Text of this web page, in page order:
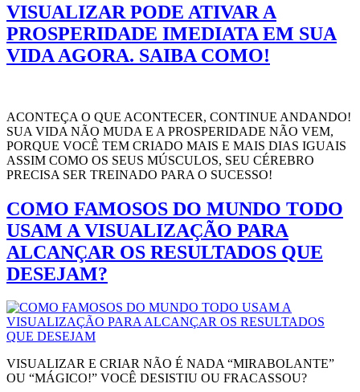
VISUALIZAR PODE ATIVAR A
PROSPERIDADE IMEDIATA EM SUA
VIDA AGORA. SAIBA COMO!
ACONTEÇA O QUE ACONTECER, CONTINUE ANDANDO!
SUA VIDA NÃO MUDA E A PROSPERIDADE NÃO VEM,
PORQUE VOCÊ TEM CRIADO MAIS E MAIS DIAS IGUAIS
ASSIM COMO OS SEUS MÚSCULOS, SEU CÉREBRO
PRECISA SER TREINADO PARA O SUCESSO!
COMO FAMOSOS DO MUNDO TODO
USAM A VISUALIZAÇÃO PARA
ALCANÇAR OS RESULTADOS QUE
DESEJAM?
VISUALIZAR E CRIAR NÃO É NADA “MIRABOLANTE”
OU “MÁGICO!” VOCÊ DESISTIU OU FRACASSOU?